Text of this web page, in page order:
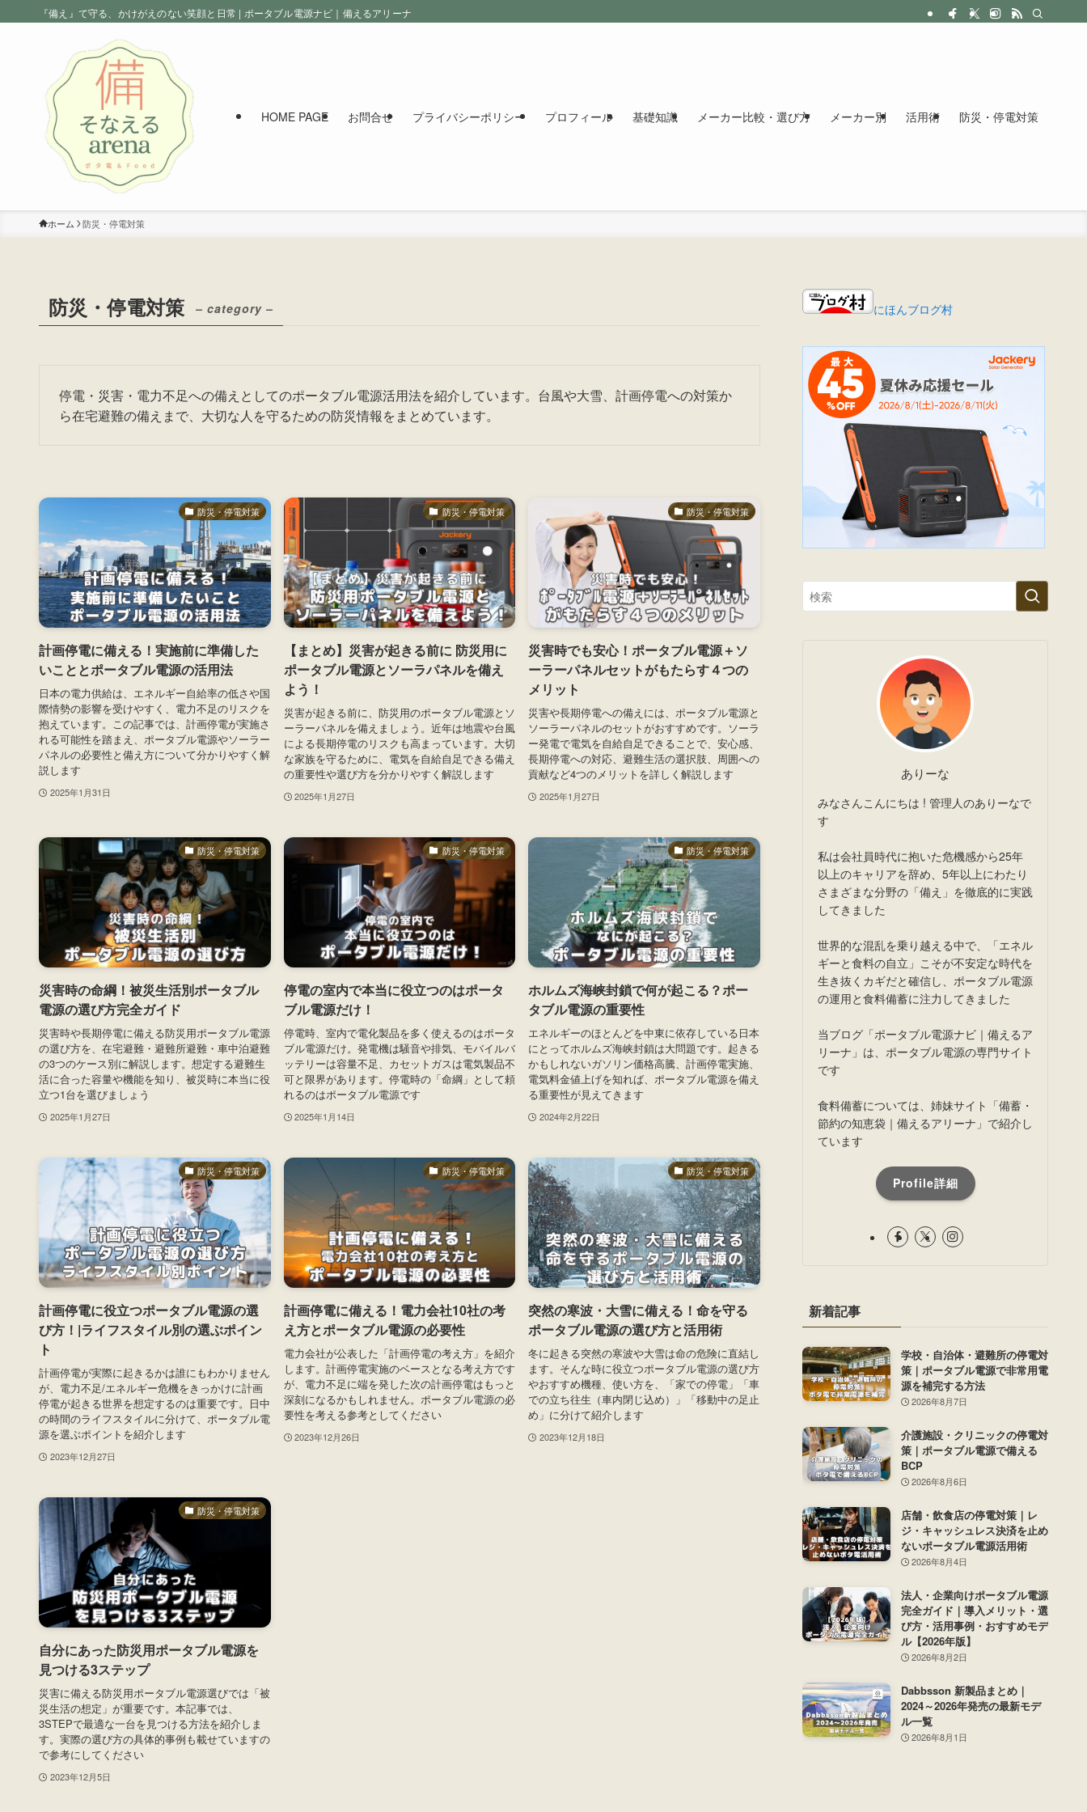
『備え』て守る、かけがえのない笑顔と日常 | ポータブル電源ナビ｜備えるアリーナ
HOME PAGE お問合せ プライバシーポリシー プロフィール 基礎知識 メーカー比較・選び方 メーカー別 活用術 防災・停電対策
ホーム 防災・停電対策
防災・停電対策 – category –
停電・災害・電力不足への備えとしてのポータブル電源活用法を紹介しています。台風や大雪、計画停電への対策か
ら在宅避難の備えまで、大切な人を守るための防災情報をまとめています。
防災・停電対策
計画停電に備える！実施前に準備した
いこととポータブル電源の活用法
日本の電力供給は、エネルギー自給率の低さや国
際情勢の影響を受けやすく、電力不足のリスクを
抱えています。この記事では、計画停電が実施さ
れる可能性を踏まえ、ポータブル電源やソーラー
パネルの必要性と備え方について分かりやすく解
説します
2025年1月31日
防災・停電対策
【まとめ】災害が起きる前に 防災用に
ポータブル電源とソーラパネルを備え
よう！
災害が起きる前に、防災用のポータブル電源とソ
ーラーパネルを備えましょう。近年は地震や台風
による長期停電のリスクも高まっています。大切
な家族を守るために、電気を自給自足できる備え
の重要性や選び方を分かりやすく解説します
2025年1月27日
防災・停電対策
災害時でも安心！ポータブル電源＋ソ
ーラーパネルセットがもたらす４つの
メリット
災害や長期停電への備えには、ポータブル電源と
ソーラーパネルのセットがおすすめです。ソーラ
ー発電で電気を自給自足できることで、安心感、
長期停電への対応、避難生活の選択肢、周囲への
貢献など4つのメリットを詳しく解説します
2025年1月27日
防災・停電対策
災害時の命綱！被災生活別ポータブル
電源の選び方完全ガイド
災害時や長期停電に備える防災用ポータブル電源
の選び方を、在宅避難・避難所避難・車中泊避難
の3つのケース別に解説します。想定する避難生
活に合った容量や機能を知り、被災時に本当に役
立つ1台を選びましょう
2025年1月27日
防災・停電対策
停電の室内で本当に役立つのはポータ
ブル電源だけ！
停電時、室内で電化製品を多く使えるのはポータ
ブル電源だけ。発電機は騒音や排気、モバイルバ
ッテリーは容量不足、カセットガスは電気製品不
可と限界があります。停電時の「命綱」として頼
れるのはポータブル電源です
2025年1月14日
防災・停電対策
ホルムズ海峡封鎖で何が起こる？ポー
タブル電源の重要性
エネルギーのほとんどを中東に依存している日本
にとってホルムズ海峡封鎖は大問題です。起きる
かもしれないガソリン価格高騰、計画停電実施、
電気料金値上げを知れば、ポータブル電源を備え
る重要性が見えてきます
2024年2月22日
防災・停電対策
計画停電に役立つポータブル電源の選
び方！|ライフスタイル別の選ぶポイン
ト
計画停電が実際に起きるかは誰にもわかりません
が、電力不足/エネルギー危機をきっかけに計画
停電が起きる世界を想定するのは重要です。日中
の時間のライフスタイルに分けて、ポータブル電
源を選ぶポイントを紹介します
2023年12月27日
防災・停電対策
計画停電に備える！電力会社10社の考
え方とポータブル電源の必要性
電力会社が公表した「計画停電の考え方」を紹介
します。計画停電実施のベースとなる考え方です
が、電力不足に端を発した次の計画停電はもっと
深刻になるかもしれません。ポータブル電源の必
要性を考える参考としてください
2023年12月26日
防災・停電対策
突然の寒波・大雪に備える！命を守る
ポータブル電源の選び方と活用術
冬に起きる突然の寒波や大雪は命の危険に直結し
ます。そんな時に役立つポータブル電源の選び方
やおすすめ機種、使い方を、「家での停電」「車
での立ち往生（車内閉じ込め）」「移動中の足止
め」に分けて紹介します
2023年12月18日
防災・停電対策
自分にあった防災用ポータブル電源を
見つける3ステップ
災害に備える防災用ポータブル電源選びでは「被
災生活の想定」が重要です。本記事では、
3STEPで最適な一台を見つける方法を紹介しま
す。実際の選び方の具体的事例も載せていますの
で参考にしてください
2023年12月5日
にほんブログ村
ありーな
みなさんこんにちは ! 管理人のありーなで
す
私は会社員時代に抱いた危機感から25年
以上のキャリアを辞め、5年以上にわたり
さまざまな分野の「備え」を徹底的に実践
してきました
世界的な混乱を乗り越える中で、「エネル
ギーと食料の自立」こそが不安定な時代を
生き抜くカギだと確信し、ポータブル電源
の運用と食料備蓄に注力してきました
当ブログ「ポータブル電源ナビ｜備えるア
リーナ」は、ポータブル電源の専門サイト
です
食料備蓄については、姉妹サイト「備蓄・
節約の知恵袋｜備えるアリーナ」で紹介し
ています
Profile詳細
新着記事
学校・自治体・避難所の停電対
策｜ポータブル電源で非常用電
源を補完する方法
2026年8月7日
介護施設・クリニックの停電対
策｜ポータブル電源で備える
BCP
2026年8月6日
店舗・飲食店の停電対策｜レ
ジ・キャッシュレス決済を止め
ないポータブル電源活用術
2026年8月4日
法人・企業向けポータブル電源
完全ガイド｜導入メリット・選
び方・活用事例・おすすめモデ
ル【2026年版】
2026年8月2日
Dabbsson 新製品まとめ｜
2024～2026年発売の最新モデ
ル一覧
2026年8月1日